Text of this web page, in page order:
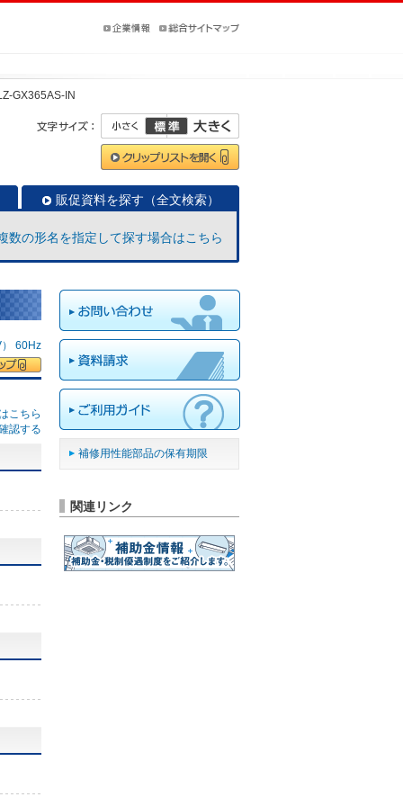
GX365AS-IN
販促資料を探す（全文検索）
数の形名を指定して探す場合はこちら
60Hz
こちら
認する
補修用性能部品の保有期限
関連リンク